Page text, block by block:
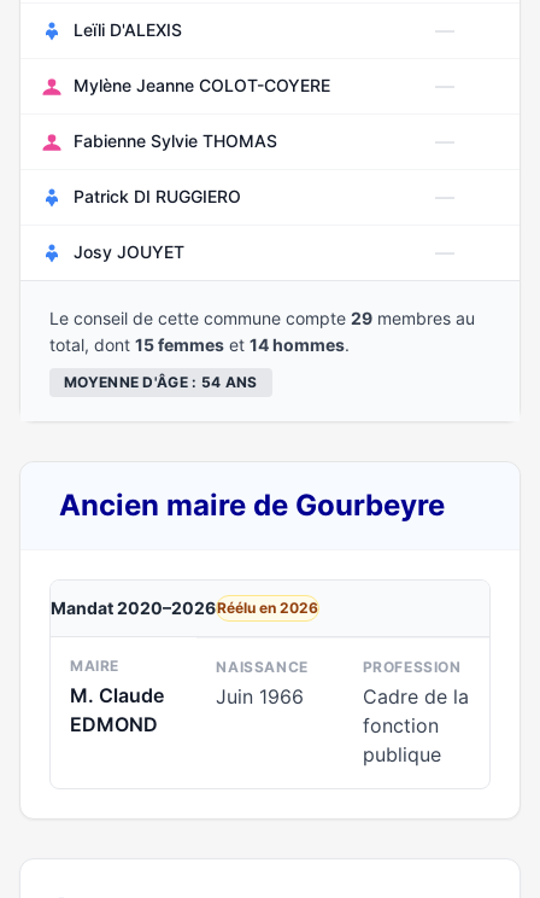
Leïli D'ALEXIS —
Mylène Jeanne COLOT-COYERE —
Fabienne Sylvie THOMAS —
Patrick DI RUGGIERO —
Josy JOUYET —
Le conseil de cette commune compte 29 membres au
total, dont 15 femmes et 14 hommes.
MOYENNE D'ÂGE : 54 ANS
Ancien maire de Gourbeyre
Mandat 2020–2026Réélu en 2026
MAIRE
M. Claude
EDMOND
NAISSANCE
Juin 1966
PROFESSION
Cadre de la
fonction
publique